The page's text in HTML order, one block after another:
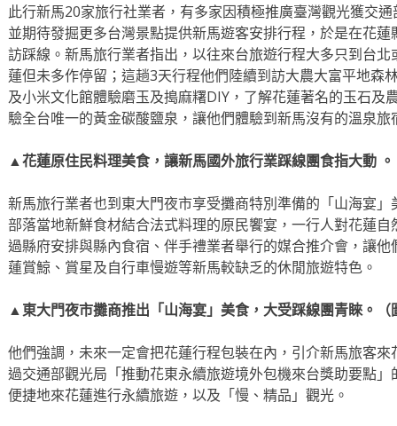
此行新馬20家旅行社業者，有多家因積極推廣臺灣觀光獲交
並期待發掘更多台灣景點提供新馬遊客安排行程，於是在花
訪踩線。新馬旅行業者指出，以往來台旅遊行程大多只到台
蓮但未多作停留；這趟3天行程他們陸續到訪大農大富平地森
及小米文化館體驗磨玉及搗麻糬DIY，了解花蓮著名的玉石及
驗全台唯一的黃金碳酸鹽泉，讓他們體驗到新馬沒有的溫泉旅
▲花蓮原住民料理美食，讓新馬國外旅行業踩線團食指大動
新馬旅行業者也到東大門夜市享受攤商特別準備的「山海宴
部落當地新鮮食材結合法式料理的原民饗宴，一行人對花蓮
過縣府安排與縣內食宿、伴手禮業者舉行的媒合推介會，讓
蓮賞鯨、賞星及自行車慢遊等新馬較缺乏的休閒旅遊特色。
▲東大門夜市攤商推出「山海宴」美食，大受踩線團青睞。（
他們強調，未來一定會把花蓮行程包裝在內，引介新馬旅客
過交通部觀光局「推動花東永續旅遊境外包機來台獎助要點
便捷地來花蓮進行永續旅遊，以及「慢、精品」觀光。